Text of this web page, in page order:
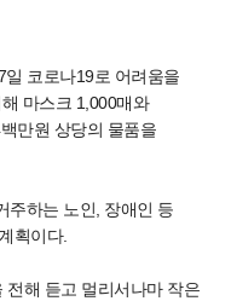
코로나19로 어려움을
마스크 1,000매와
만원 상당의 물품을
주하는 노인, 장애인 등
획이다.
전해 듣고 멀리서나마 작은